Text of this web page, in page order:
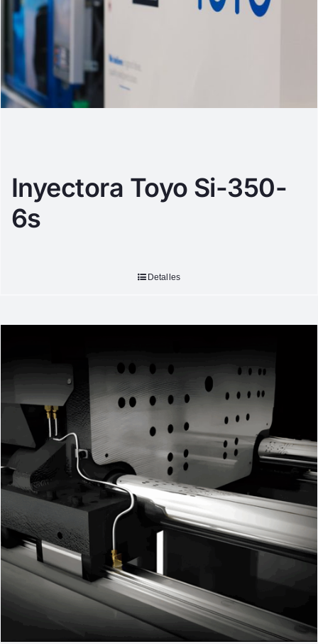
Inyectora Toyo Si-350-
6s
Detalles